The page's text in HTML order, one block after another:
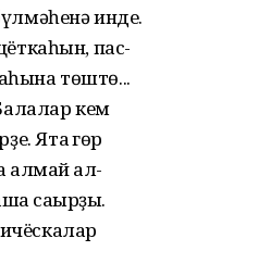
инде.
пас­
төштө...
кем
Ятаҡ гөр
алмай ҡал­
саҡырҙы.